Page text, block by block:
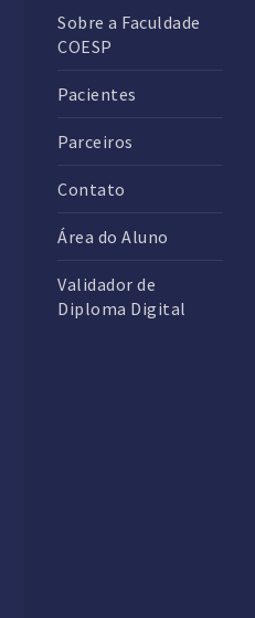
Sobre a Faculdade
COESP
Pacientes
Parceiros
Contato
Área do Aluno
Validador de
Diploma Digital